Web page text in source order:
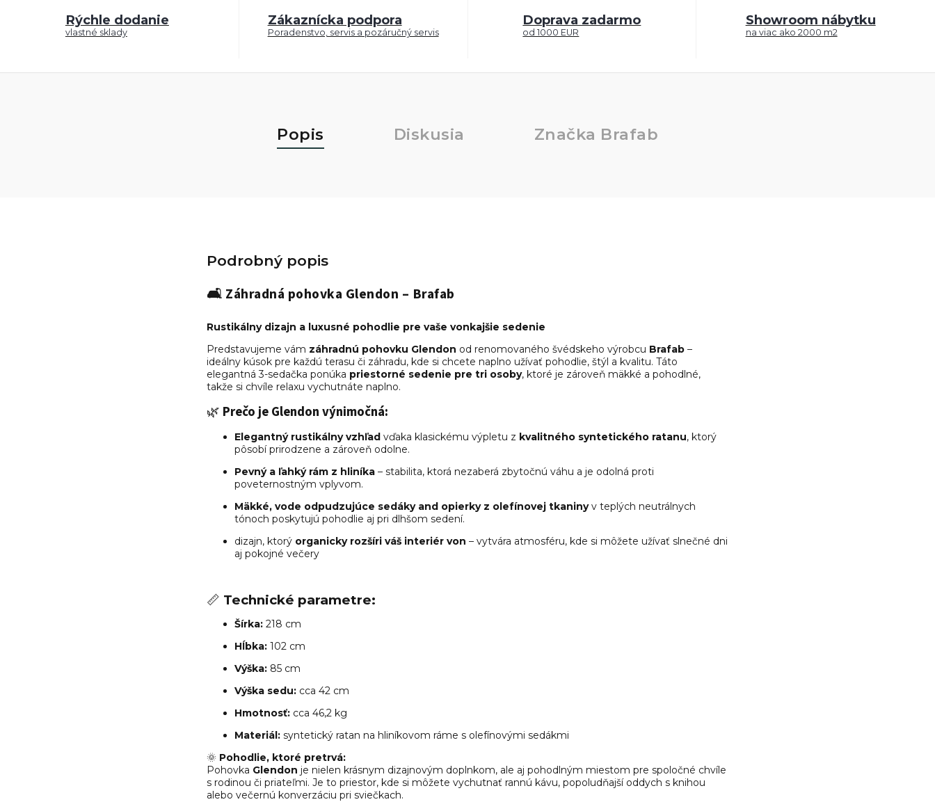
Rýchle dodanie
vlastné sklady
Zákaznícka podpora
Poradenstvo, servis a pozáručný servis
Doprava zadarmo
od 1000 EUR
Showroom nábytku
na viac ako 2000 m2
Popis Diskusia Značka Brafab
Podrobný popis
🛋️ Záhradná pohovka Glendon – Brafab
Rustikálny dizajn a luxusné pohodlie pre vaše vonkajšie sedenie
Predstavujeme vám záhradnú pohovku Glendon od renomovaného švédskeho výrobcu Brafab –
ideálny kúsok pre každú terasu či záhradu, kde si chcete naplno užívať pohodlie, štýl a kvalitu. Táto
elegantná 3-sedačka ponúka priestorné sedenie pre tri osoby, ktoré je zároveň mäkké a pohodlné,
takže si chvíle relaxu vychutnáte naplno.
🌿 Prečo je Glendon výnimočná:
Elegantný rustikálny vzhľad vďaka klasickému výpletu z kvalitného syntetického ratanu, ktorý
pôsobí prirodzene a zároveň odolne.
Pevný a ľahký rám z hliníka – stabilita, ktorá nezaberá zbytočnú váhu a je odolná proti
poveternostným vplyvom.
Mäkké, vode odpudzujúce sedáky and opierky z olefínovej tkaninyv teplých neutrálnych
tónoch poskytujú pohodlie aj pri dlhšom sedení.
dizajn, ktorý organicky rozšíri váš interiér von – vytvára atmosféru, kde si môžete užívať slnečné dni
aj pokojné večery
📏 Technické parametre:
Šírka: 218 cm
Hĺbka: 102 cm
Výška: 85 cm
Výška sedu: cca 42 cm
Hmotnosť: cca 46,2 kg
Materiál: syntetický ratan na hliníkovom ráme s olefínovými sedákmi
🌞 Pohodlie, ktoré pretrvá:
Pohovka Glendon je nielen krásnym dizajnovým doplnkom, ale aj pohodlným miestom pre spoločné chvíle
s rodinou či priateľmi. Je to priestor, kde si môžete vychutnať rannú kávu, popoludňajší oddych s knihou
alebo večernú konverzáciu pri sviečkach.